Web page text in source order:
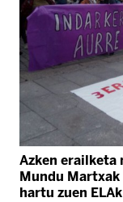
Azken erailketa
Mundu
hartu zuen ELAk